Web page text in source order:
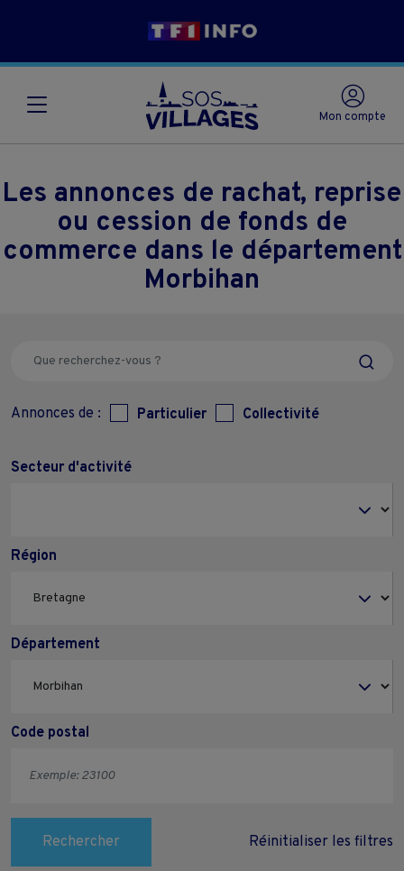
Mon compte
Les annonces de rachat, reprise
ou cession de fonds de
commerce dans le département
Morbihan
Annonces de : Particulier Collectivité
Secteur d'activité
Région
Département
Code postal
Rechercher Réinitialiser les filtres